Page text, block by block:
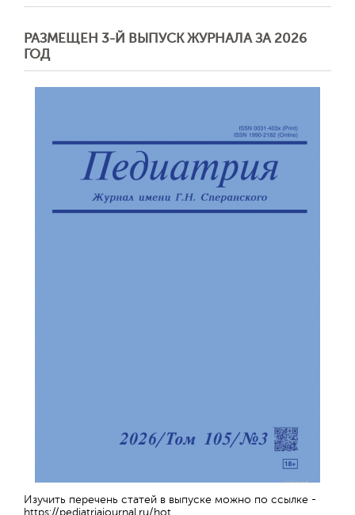
РАЗМЕЩЕН 3-Й ВЫПУСК ЖУРНАЛА ЗА 2026
ГОД
Изучить перечень статей в выпуске можно по ссылке -
https://pediatriajournal.ru/hot